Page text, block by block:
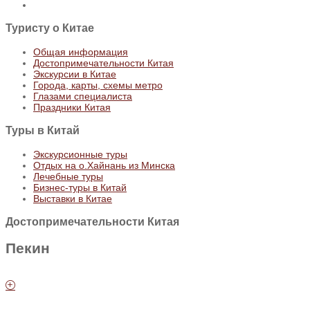
Туристу о Китае
Общая информация
Достопримечательности Китая
Экскурсии в Китае
Города, карты, схемы метро
Глазами специалиста
Праздники Китая
Туры в Китай
Экскурсионные туры
Отдых на о.Хайнань из Минска
Лечебные туры
Бизнес-туры в Китай
Выставки в Китае
Достопримечательности Китая
Пекин